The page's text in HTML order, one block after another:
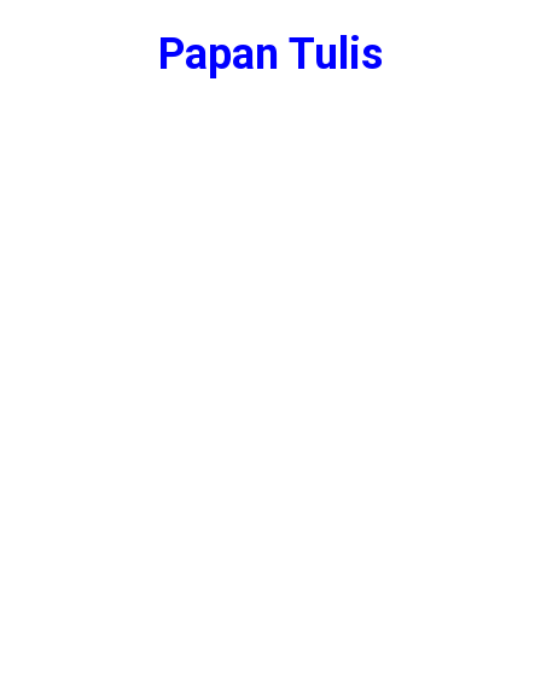
Papan Tulis